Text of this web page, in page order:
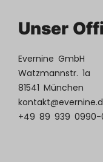
Unser
Evernine GmbH
Watzmannstr. 1a
81541 München
+49 89 939 0990-